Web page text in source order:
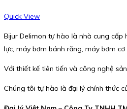
Quick View
Bijur Delimon tự hào là nhà cung
lực, máy bơm bánh răng, máy bơm
Với thiết kế tiên tiến và công nghệ
Chúng tôi tự hào là đại lý chính thức